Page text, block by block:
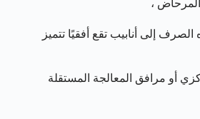
،
إلى أنابيب تقع أفقيًا تتميز
أو مرافق المعالجة المستقلة